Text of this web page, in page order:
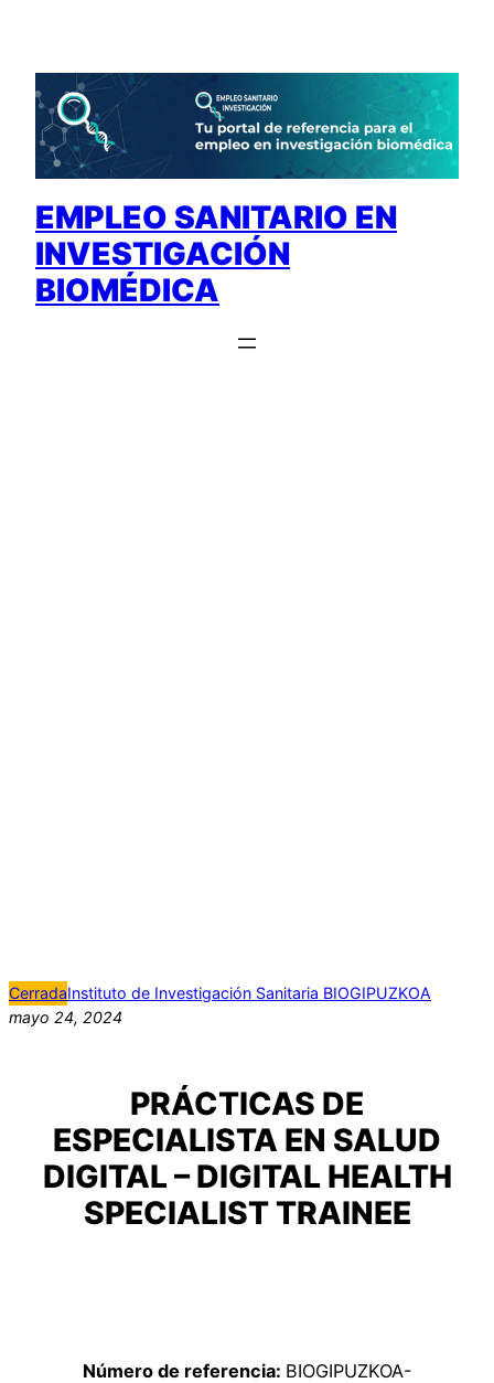
contenido
EMPLEO SANITARIO EN
INVESTIGACIÓN
BIOMÉDICA
CerradaInstituto de Investigación Sanitaria BIOGIPUZKOA
mayo 24, 2024
PRÁCTICAS DE
ESPECIALISTA EN SALUD
DIGITAL – DIGITAL HEALTH
SPECIALIST TRAINEE
Número de referencia: BIOGIPUZKOA-